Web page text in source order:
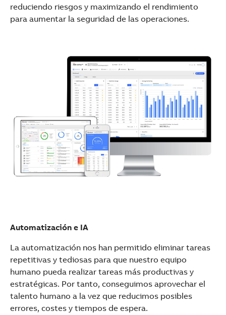
reduciendo riesgos y maximizando el rendimiento
para aumentar la seguridad de las operaciones.
Automatización e IA
La automatización nos han permitido eliminar tareas
repetitivas y tediosas para que nuestro equipo
humano pueda realizar tareas más productivas y
estratégicas. Por tanto, conseguimos aprovechar el
talento humano a la vez que reducimos posibles
errores, costes y tiempos de espera.